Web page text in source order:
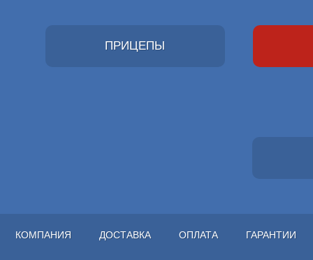
ПРИЦЕПЫ
КОМПАНИЯ ДОСТАВКА ОПЛАТА ГАРАНТИИ